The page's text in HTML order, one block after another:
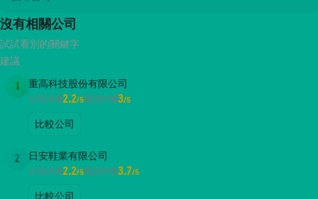
沒有相關公司
試試看別的關鍵字
建議
1 重高科技股份有限公司
公司評價2.2/5面試評價3/5
比較公司
2 日安鞋業有限公司
公司評價2.2/5面試評價3.7/5
比較公司